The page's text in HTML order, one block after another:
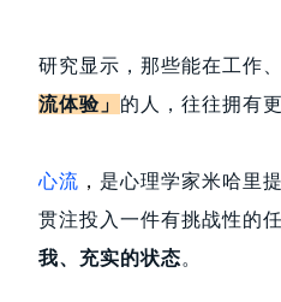
研究显示，那些能在工作
流体验」 的人，往往拥有
心流 ， 是心理学家米哈里
贯注投入一件有挑战性的
我、充实的状态。